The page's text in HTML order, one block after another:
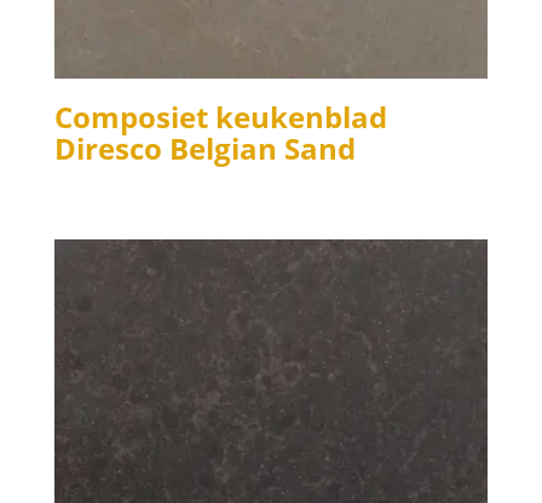
Composiet keukenblad
Diresco Belgian Sand